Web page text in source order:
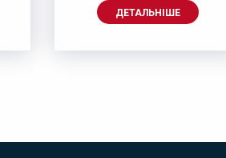
ДЕТАЛЬНІШЕ